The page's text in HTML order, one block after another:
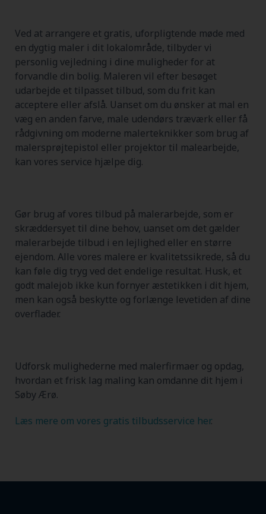
Ved at arrangere et gratis, uforpligtende møde med
en dygtig maler i dit lokalområde, tilbyder vi
personlig vejledning i dine muligheder for at
forvandle din bolig. Maleren vil efter besøget
udarbejde et tilpasset tilbud, som du frit kan
acceptere eller afslå. Uanset om du ønsker at mal en
væg en anden farve, male udendørs træværk eller få
rådgivning om moderne malerteknikker som brug af
malersprøjtepistol eller projektor til malearbejde,
kan vores service hjælpe dig.
Gør brug af vores tilbud på malerarbejde, som er
skræddersyet til dine behov, uanset om det gælder
malerarbejde tilbud i en lejlighed eller en større
ejendom. Alle vores malere er kvalitetssikrede, så du
kan føle dig tryg ved det endelige resultat. Husk, et
godt malejob ikke kun fornyer æstetikken i dit hjem,
men kan også beskytte og forlænge levetiden af dine
overflader.
Udforsk mulighederne med malerfirmaer og opdag,
hvordan et frisk lag maling kan omdanne dit hjem i
Søby Ærø.
Læs mere om vores gratis tilbudsservice her.